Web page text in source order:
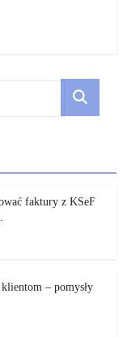
faktury z KSeF
– pomysły